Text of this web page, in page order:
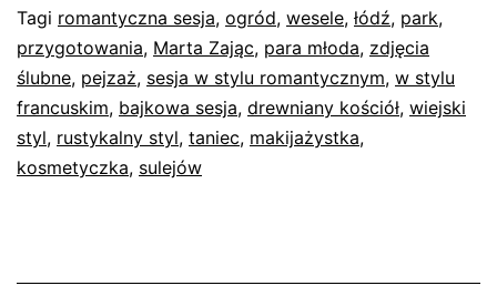
Tagi romantyczna sesja, ogród, wesele, łódź, park,
przygotowania, Marta Zając, para młoda, zdjęcia
ślubne, pejzaż, sesja w stylu romantycznym, w stylu
francuskim, bajkowa sesja, drewniany kościół, wiejski
styl, rustykalny styl, taniec, makijażystka,
kosmetyczka, sulejów